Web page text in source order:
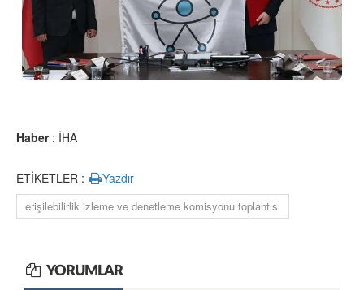
Haber: İHA
ETİKETLER : Yazdır
erişilebilirlik izleme ve denetleme komisyonu toplantısı
YORUMLAR